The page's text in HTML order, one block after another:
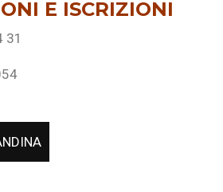
E ISCRIZIONI
31